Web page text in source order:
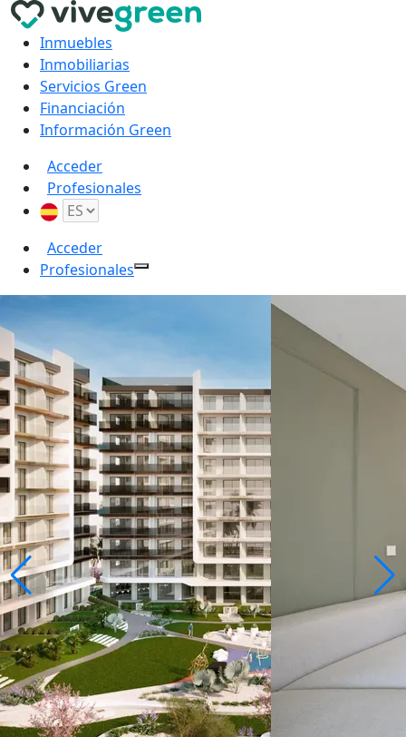
Inmuebles
Inmobiliarias
Servicios Green
Financiación
Información Green
Acceder
Profesionales
Acceder
Profesionales